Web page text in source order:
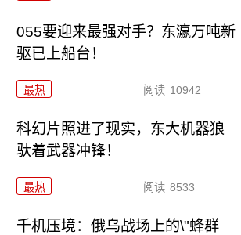
055要迎来最强对手？东瀛万吨新
驱已上船台！
最热 阅读 10942
科幻片照进了现实，东大机器狼
驮着武器冲锋！
最热 阅读 8533
千机压境：俄乌战场上的\"蜂群